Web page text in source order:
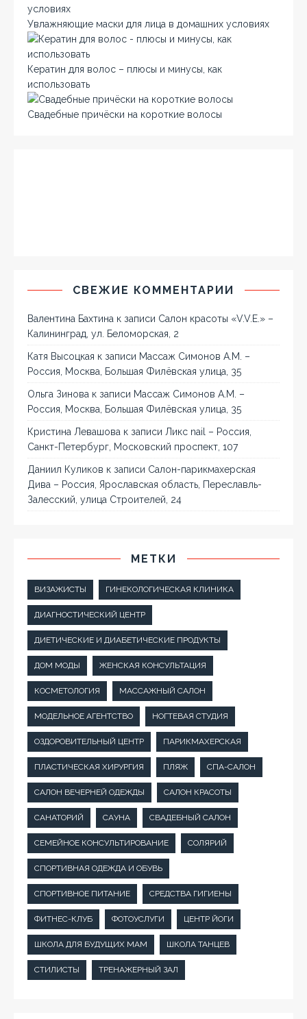
Увлажняющие маски для лица в домашних условиях
Кератин для волос – плюсы и минусы, как
использовать
Свадебные причёски на короткие волосы
СВЕЖИЕ КОММЕНТАРИИ
Валентина Бахтина к записи Салон красоты «V.V.E.» –
Калининград, ул. Беломорская, 2
Катя Высоцкая к записи Массаж Симонов А.М. –
Россия, Москва, Большая Филёвская улица, 35
Ольга Зинова к записи Массаж Симонов А.М. –
Россия, Москва, Большая Филёвская улица, 35
Кристина Левашова к записи Ликс nail – Россия,
Санкт-Петербург, Московский проспект, 107
Даниил Куликов к записи Салон-парикмахерская
Дива – Россия, Ярославская область, Переславль-
Залесский, улица Строителей, 24
МЕТКИ
ВИЗАЖИСТЫ ГИНЕКОЛОГИЧЕСКАЯ КЛИНИКА
ДИАГНОСТИЧЕСКИЙ ЦЕНТР
ДИЕТИЧЕСКИЕ И ДИАБЕТИЧЕСКИЕ ПРОДУКТЫ
ДОМ МОДЫ ЖЕНСКАЯ КОНСУЛЬТАЦИЯ
КОСМЕТОЛОГИЯ МАССАЖНЫЙ САЛОН
МОДЕЛЬНОЕ АГЕНТСТВО НОГТЕВАЯ СТУДИЯ
ОЗДОРОВИТЕЛЬНЫЙ ЦЕНТР ПАРИКМАХЕРСКАЯ
ПЛАСТИЧЕСКАЯ ХИРУРГИЯ ПЛЯЖ СПА-САЛОН
САЛОН ВЕЧЕРНЕЙ ОДЕЖДЫ САЛОН КРАСОТЫ
САНАТОРИЙ САУНА СВАДЕБНЫЙ САЛОН
СЕМЕЙНОЕ КОНСУЛЬТИРОВАНИЕ СОЛЯРИЙ
СПОРТИВНАЯ ОДЕЖДА И ОБУВЬ
СПОРТИВНОЕ ПИТАНИЕ СРЕДСТВА ГИГИЕНЫ
ФИТНЕС-КЛУБ ФОТОУСЛУГИ ЦЕНТР ЙОГИ
ШКОЛА ДЛЯ БУДУЩИХ МАМ ШКОЛА ТАНЦЕВ
СТИЛИСТЫ ТРЕНАЖЕРНЫЙ ЗАЛ